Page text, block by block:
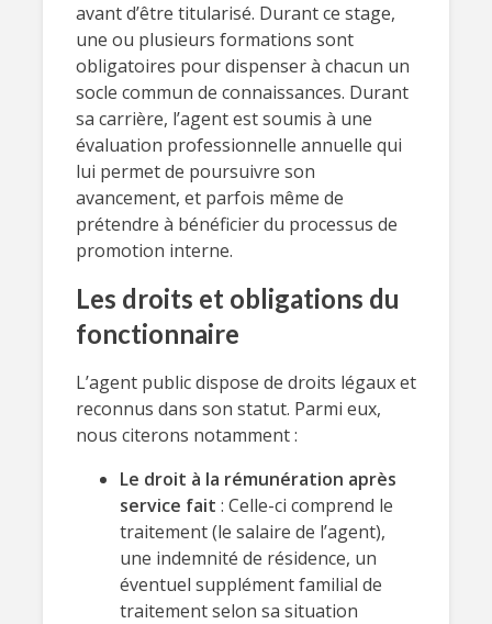
avant d’être titularisé. Durant ce stage,
une ou plusieurs formations sont
obligatoires pour dispenser à chacun un
socle commun de connaissances. Durant
sa carrière, l’agent est soumis à une
évaluation professionnelle annuelle qui
lui permet de poursuivre son
avancement, et parfois même de
prétendre à bénéficier du processus de
promotion interne.
Les droits et obligations du
fonctionnaire
L’agent public dispose de droits légaux et
reconnus dans son statut. Parmi eux,
nous citerons notamment :
Le droit à la rémunération après
service fait : Celle-ci comprend le
traitement (le salaire de l’agent),
une indemnité de résidence, un
éventuel supplément familial de
traitement selon sa situation